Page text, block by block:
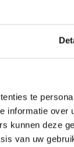
te
informatie
kunnen deze
van uw